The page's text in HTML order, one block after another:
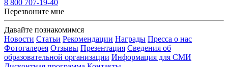
8 800 707-19-40
Перезвоните мне
Давайте познакомимся
Новости Статьи Рекомендации Награды Пресса о нас
Фотогалерея Отзывы Презентация Сведения об
образовательной организации Информация для СМИ